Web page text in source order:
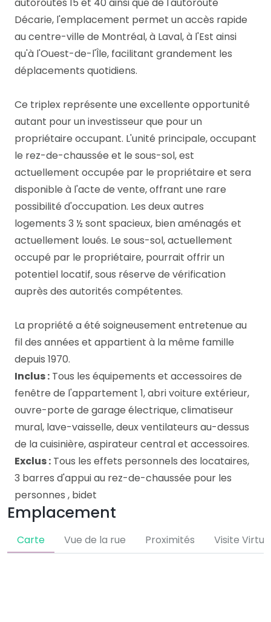
autoroutes 15 et 40 ainsi que de l'autoroute
Décarie, l'emplacement permet un accès rapide
au centre-ville de Montréal, à Laval, à l'Est ainsi
qu'à l'Ouest-de-l'Île, facilitant grandement les
déplacements quotidiens.
Ce triplex représente une excellente opportunité
autant pour un investisseur que pour un
propriétaire occupant. L'unité principale, occupant
le rez-de-chaussée et le sous-sol, est
actuellement occupée par le propriétaire et sera
disponible à l'acte de vente, offrant une rare
possibilité d'occupation. Les deux autres
logements 3 ½ sont spacieux, bien aménagés et
actuellement loués. Le sous-sol, actuellement
occupé par le propriétaire, pourrait offrir un
potentiel locatif, sous réserve de vérification
auprès des autorités compétentes.
La propriété a été soigneusement entretenue au
fil des années et appartient à la même famille
depuis 1970.
Inclus : Tous les équipements et accessoires de
fenêtre de l'appartement 1, abri voiture extérieur,
ouvre-porte de garage électrique, climatiseur
mural, lave-vaisselle, deux ventilateurs au-dessus
de la cuisinière, aspirateur central et accessoires.
Exclus : Tous les effets personnels des locataires,
3 barres d'appui au rez-de-chaussée pour les
personnes , bidet
Emplacement
Carte Vue de la rue Proximités Visite